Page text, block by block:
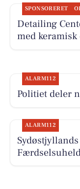
SPONSORERET
Detailing
med
ALARM112
Politiet deler
ALARM112